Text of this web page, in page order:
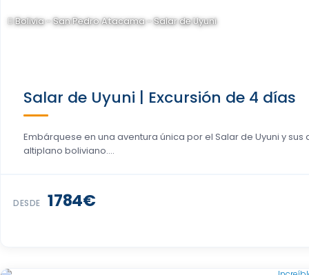
Bolivia - San Pedro Atacama - Salar de Uyuni
Salar de Uyuni | Excursión de 4 días
Embárquese en una aventura única por el Salar de Uyuni y
altiplano boliviano....
DESDE 1784€